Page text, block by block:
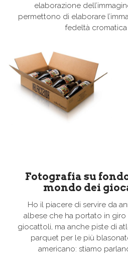
elaborazione
permettono di elaborare
fedeltà cromatica
Fotografia su
mondo dei
Ho il piacere di servire da
albese che ha portato in
giocattoli, ma anche piste di
parquet per le più
americano: stiamo